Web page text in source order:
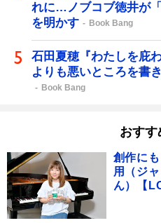
れに…ノブコブ徳井が
を明かす
Book Bang
石田夏穂『わたしを庇
よりも悪いところを書
Book Bang
おすす
創作に
用（ジ
ん）【